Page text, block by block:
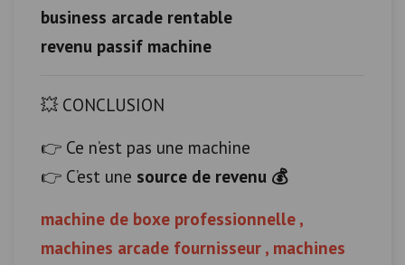
business arcade rentable
revenu passif machine
💥 CONCLUSION
👉 Ce n’est pas une machine
👉 C’est une source de revenu 💰
machine de boxe professionnelle ,
machines arcade fournisseur , machines